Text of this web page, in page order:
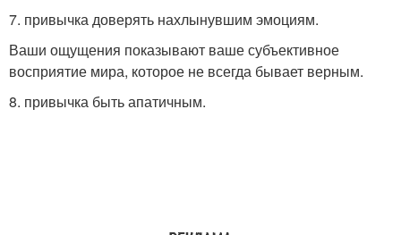
7. привычка доверять нахлынувшим эмоциям.
Ваши ощущения показывают ваше субъективное
восприятие мира, которое не всегда бывает верным.
8. привычка быть апатичным.